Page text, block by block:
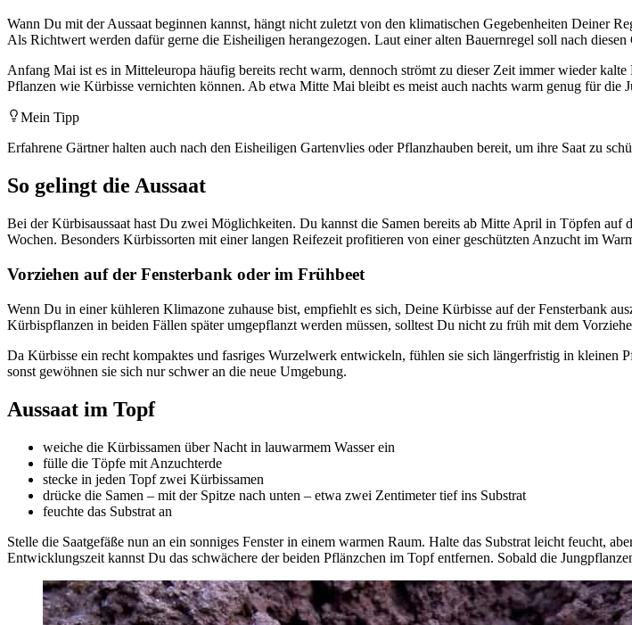
Wann Du mit der Aussaat beginnen kannst, hängt nicht zuletzt von den klimatischen Gegebenheiten Deiner
Als Richtwert werden dafür gerne die Eisheiligen herangezogen. Laut einer alten Bauernregel soll nach diesen
Anfang Mai ist es in Mitteleuropa häufig bereits recht warm, dennoch strömt zu dieser Zeit immer wieder
Pflanzen wie Kürbisse vernichten können. Ab etwa Mitte Mai bleibt es meist auch nachts warm genug für die
Mein Tipp
Erfahrene Gärtner halten auch nach den Eisheiligen Gartenvlies oder Pflanzhauben bereit, um ihre Saat zu
So gelingt die Aussaat
Bei der Kürbisaussaat hast Du zwei Möglichkeiten. Du kannst die Samen bereits ab Mitte April in Töpfen auf
Wochen. Besonders Kürbissorten mit einer langen Reifezeit profitieren von einer geschützten Anzucht im
Vorziehen auf der Fensterbank oder im Frühbeet
Wenn Du in einer kühleren Klimazone zuhause bist, empfiehlt es sich, Deine Kürbisse auf der Fensterbank
Kürbispflanzen in beiden Fällen später umgepflanzt werden müssen, solltest Du nicht zu früh mit dem
Da Kürbisse ein recht kompaktes und fasriges Wurzelwerk entwickeln, fühlen sie sich längerfristig in
sonst gewöhnen sie sich nur schwer an die neue Umgebung.
Aussaat im Topf
weiche die Kürbissamen über Nacht in lauwarmem Wasser ein
fülle die Töpfe mit Anzuchterde
stecke in jeden Topf zwei Kürbissamen
drücke die Samen – mit der Spitze nach unten – etwa zwei Zentimeter tief ins Substrat
feuchte das Substrat an
Stelle die Saatgefäße nun an ein sonniges Fenster in einem warmen Raum. Halte das Substrat leicht feucht,
Entwicklungszeit kannst Du das schwächere der beiden Pflänzchen im Topf entfernen. Sobald die